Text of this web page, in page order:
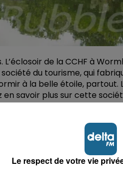
de la CCHF à
du tourisme, qui
à la belle étoile, partout.
savoir plus sur cette
à Wormhout. Voyagez de
Le respect de votre vie